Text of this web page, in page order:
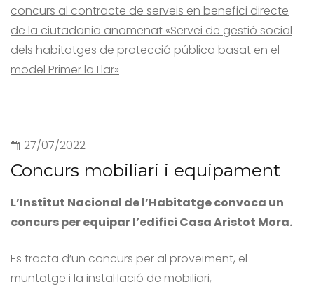
concurs al contracte de serveis en benefici directe
de la ciutadania anomenat «Servei de gestió social
dels habitatges de protecció pública basat en el
model Primer la Llar»
27/07/2022
Concurs mobiliari i equipament
L’Institut Nacional de l’Habitatge convoca un
concurs per equipar l’edifici Casa Aristot Mora.
Es tracta d’un concurs per al proveïment, el
muntatge i la instal·lació de mobiliari,